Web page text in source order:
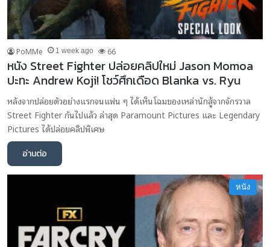
PoMMe 1 week ago 66
หนัง Street Fighter ปล่อยคลิปใหม่ Jason Momoa
ปะทะ Andrew Koji! โชว์ศึกเดือด Blanka vs. Ryu
หลังจากปล่อยตัวอย่างแรกจนแฟน ๆ ได้เห็นโฉมของเหล่านักสู้จากจักรวาล
Street Fighter กันไปแล้ว ล่าสุด Paramount Pictures และ Legendary
Pictures ได้ปล่อยคลิปพิเศษ
อ่านต่อ
หนัง